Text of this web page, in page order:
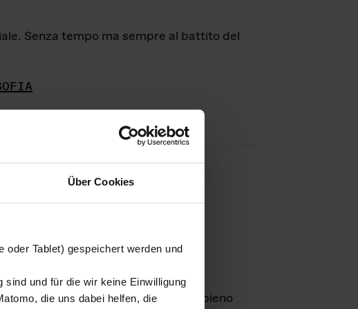
Über Cookies
oder Tablet) gespeichert werden und
und für die wir keine Einwilligung
die uns dabei helfen, die
Senza tempo ma sempre al battito del
ganze LebenGmbH e rimangono in pieno